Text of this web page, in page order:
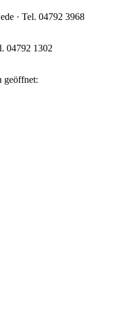
· Tel. 04792 3968
04792 1302
geöffnet: